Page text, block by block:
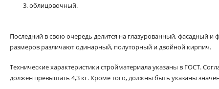
облицовочный.
Последний в свою очередь делится на глазурованный, фасадный и
размеров различают одинарный, полуторный и двойной кирпич.
Технические характеристики стройматериала указаны в ГОСТ.
должен превышать 4,3 кг. Кроме того, должны быть указаны